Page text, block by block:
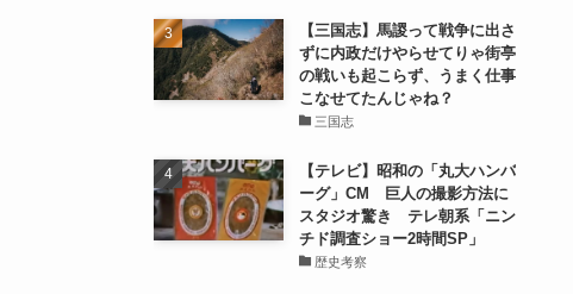
【三国志】馬謖って戦争に出さ
ずに内政だけやらせてりゃ街亭
の戦いも起こらず、うまく仕事
こなせてたんじゃね？
三国志
【テレビ】昭和の「丸大ハンバ
ーグ」CM 巨人の撮影方法に
スタジオ驚き テレ朝系「ニン
チド調査ショー2時間SP」
歴史考察